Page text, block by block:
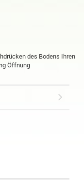
des Bodens Ihren
Öffnung